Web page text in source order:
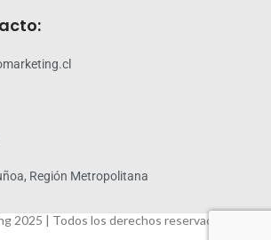
Región Metropolitana
2025 | Todos los derechos reservados